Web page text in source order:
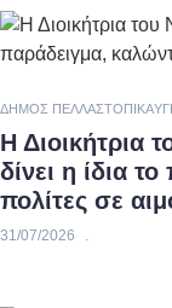
ΔΉΜΟΣ ΠΈΛΛΑΣΤΟΠΙΚΆ
Η Διοικήτρια
δίνει η ίδια
πολίτες σε
31/07/2026